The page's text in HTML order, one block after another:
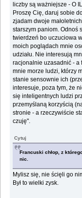
liczby są ważniejsze - O
Proszę Cię, daruj sobie
zjadam dwoje
starszym paniom. Odnoś
twierdzeń bo uczuciowa
moich poglądach mnie
udziału. Nie interesują
racjonalnie uzasadnić - a
mnie morze ludzi, którzy
stanie sensownie ich
interesuje, poza tym, że
się inteligentnych ludzi
przemyślaną korzyścią
stronie - a rzeczywiście
czuję".
Cytuj
Francuski chłop, z
nic.
Mylisz się, nie ścięli go
Był to wielki zysk.